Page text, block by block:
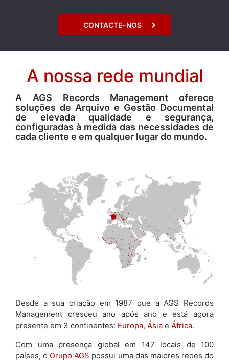
CONTACTE-NOS
A nossa rede mundial
A AGS Records Management oferece
soluções de Arquivo e Gestão Documental
de elevada qualidade e segurança,
configuradas à medida das necessidades de
cada cliente e em qualquer lugar do mundo.
Desde a sua criação em 1987 que a AGS Records
Management cresceu ano após ano e está agora
presente em 3 continentes: Europa, Ásia e África.
Com uma presença global em 147 locais de 100
países, o Grupo AGS possui uma das maiores redes do